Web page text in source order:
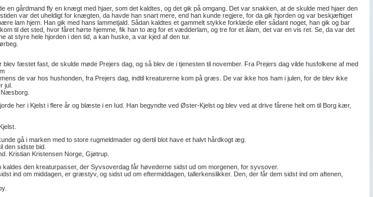
en gårdmand fly en knægt med hjaer, som det kaldtes, og det gik på omgang. Det var snakken, at de skulde med hjaer den
var det uheldigt for knægten, da havde han snart mere, end han kunde regjere, for da gik hjorden og var beskjæftiget
lam hjem. Han gik med hans lammetjald. Sådan kaldtes et gammelt stykke forklæde eller sådant noget, han gik og bar
til det sted, hvor fåret hørte hjemme, fik han to æg for et vædderlam, og tre for et ålam, det var en vis ret. Se, da var det
at styre hele hjorden i den tid, a kan huske, a var kjed af den tur.
blev fæstet fast, de skulde møde Prejers dag, og så blev de i tjenesten til november. Fra Prejers dag vilde husfolkene af med
de var hos hushonden, fra Prejers dag, indtil kreaturerne kom på græs. De var ikke hos ham i julen, for de blev ikke
jul.
Næsborg.
her i Kjelst i flere år og blæste i en Iud. Han begyndte ved Øster-Kjelst og blev ved at drive fårene helt om til Borg kær,
gå i marken med to store rugmeldmader og dertil blot have et halvt hårdkogt æg.
den sidste bid.
Kristian Kristensen Norge, Gjøtrup.
kaldes den kreaturpasser, der Syvsoverdag får høvederne sidst ud om morgenen, for syvsover.
ind om middagen, er græstyv, og sidst ud om eftermiddagen, tallerkenslikker. Den, der får dem sidst ind om aftenen,